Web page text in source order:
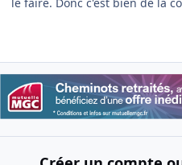
le faire. Donc c'est bien de la